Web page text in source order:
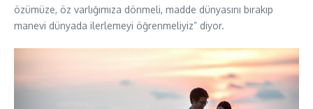
özümüze, öz varlığımıza dönmeli, madde dünyasını bırakıp
manevi dünyada ilerlemeyi öğrenmeliyiz” diyor.